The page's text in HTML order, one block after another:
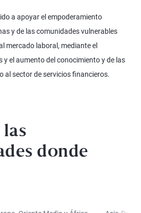
a apoyar el empoderamiento
y de las comunidades vulnerables
mercado laboral, mediante el
y el aumento del conocimiento y de las
al sector de servicios financieros.
las
donde